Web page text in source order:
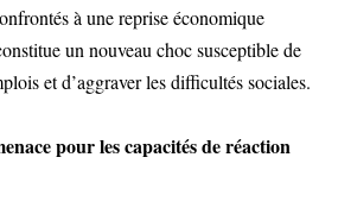
à une reprise économique
un nouveau choc susceptible de
et d’aggraver les difficultés sociales.
pour les capacités de réaction